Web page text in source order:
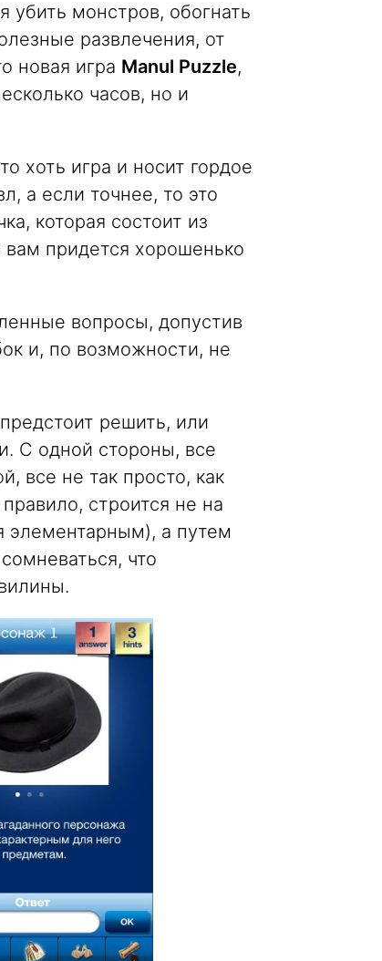
убить монстров, обогнать
развлечения, от
новая игра Manul Puzzle,
часов, но и
хоть игра и носит гордое
а если точнее, то это
которая состоит из
придется хорошенько
вопросы, допустив
и, по возможности, не
решить, или
С одной стороны, все
все не так просто, как
строится не на
элементарным), а путем
что